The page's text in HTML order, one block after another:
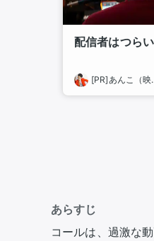
配信者はつら
[PR]あ
あらすじ
コールは、過激な